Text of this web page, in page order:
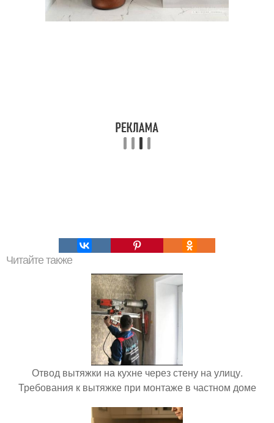
Читайте также
Отвод вытяжки на кухне через стену на улицу.
Требования к вытяжке при монтаже в частном доме